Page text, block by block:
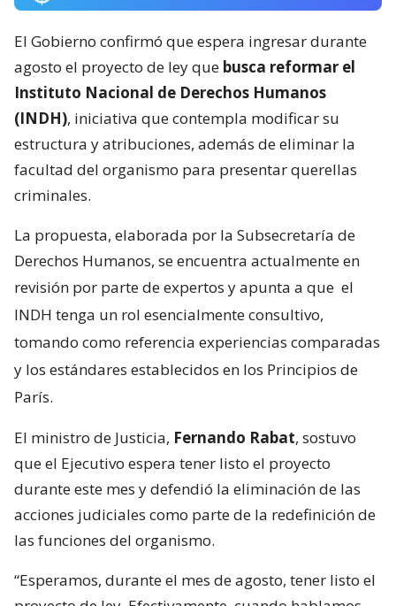
El Gobierno confirmó que espera ingresar durante
agosto el proyecto de ley que busca reformar el
Instituto Nacional de Derechos Humanos
(INDH), iniciativa que contempla modificar su
estructura y atribuciones, además de eliminar la
facultad del organismo para presentar querellas
criminales.
La propuesta, elaborada por la Subsecretaría de
Derechos Humanos, se encuentra actualmente en
revisión por parte de expertos y apunta a que el
INDH tenga un rol esencialmente consultivo,
tomando como referencia experiencias comparadas
y los estándares establecidos en los Principios de
París.
El ministro de Justicia, Fernando Rabat, sostuvo
que el Ejecutivo espera tener listo el proyecto
durante este mes y defendió la eliminación de las
acciones judiciales como parte de la redefinición de
las funciones del organismo.
“Esperamos, durante el mes de agosto, tener listo el